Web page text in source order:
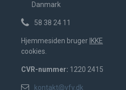
Danmark
58 38 24 11
Hjemmesiden bruger IKKE
cookies.
CVR-nummer: 1220 2415
kontakt@vfv.dk